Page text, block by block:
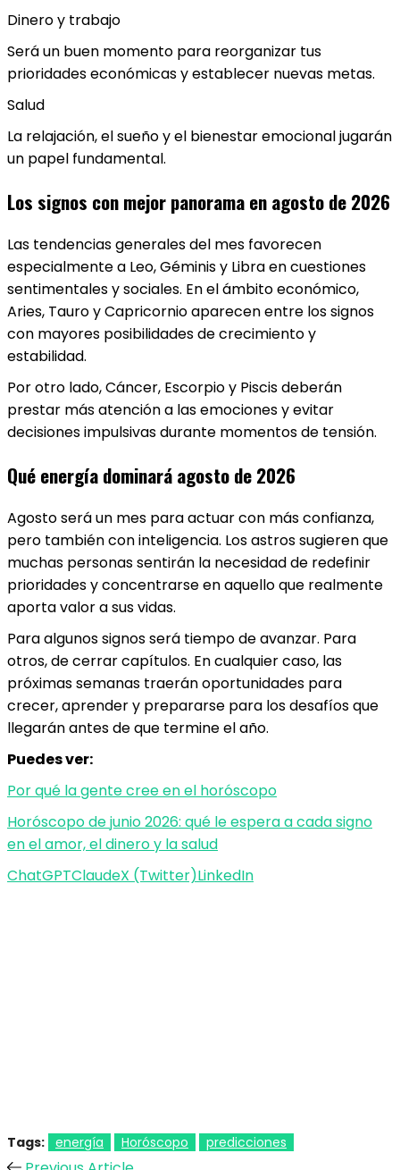
Dinero y trabajo
Será un buen momento para reorganizar tus
prioridades económicas y establecer nuevas metas.
Salud
La relajación, el sueño y el bienestar emocional jugarán
un papel fundamental.
Los signos con mejor panorama en agosto de 2026
Las tendencias generales del mes favorecen
especialmente a Leo, Géminis y Libra en cuestiones
sentimentales y sociales. En el ámbito económico,
Aries, Tauro y Capricornio aparecen entre los signos
con mayores posibilidades de crecimiento y
estabilidad.
Por otro lado, Cáncer, Escorpio y Piscis deberán
prestar más atención a las emociones y evitar
decisiones impulsivas durante momentos de tensión.
Qué energía dominará agosto de 2026
Agosto será un mes para actuar con más confianza,
pero también con inteligencia. Los astros sugieren que
muchas personas sentirán la necesidad de redefinir
prioridades y concentrarse en aquello que realmente
aporta valor a sus vidas.
Para algunos signos será tiempo de avanzar. Para
otros, de cerrar capítulos. En cualquier caso, las
próximas semanas traerán oportunidades para
crecer, aprender y prepararse para los desafíos que
llegarán antes de que termine el año.
Puedes ver:
Por qué la gente cree en el horóscopo
Horóscopo de junio 2026: qué le espera a cada signo
en el amor, el dinero y la salud
ChatGPTClaudeX (Twitter)LinkedIn
Tags: energía Horóscopo predicciones